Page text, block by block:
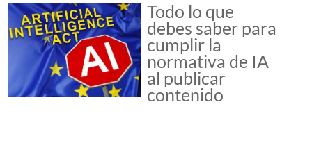
Todo lo que
debes saber para
cumplir la
normativa de IA
al publicar
contenido